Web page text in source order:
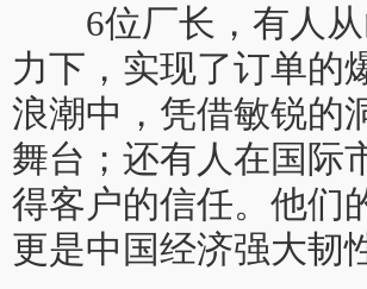
6位厂长，有人从
力下，实现了订单的
浪潮中，凭借敏锐的
舞台；还有人在国际
得客户的信任。他们
更是中国经济强大韧